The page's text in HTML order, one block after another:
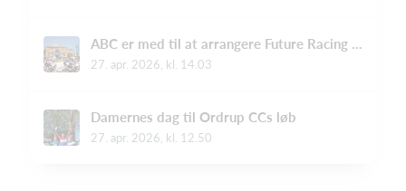
ABC er med til at arrangere Future Racing ved Copenhagen Sprint 2026 – og vi har brug for din hjælp!
27. apr. 2026, kl. 14.03
Damernes dag til Ordrup CCs løb
27. apr. 2026, kl. 12.50